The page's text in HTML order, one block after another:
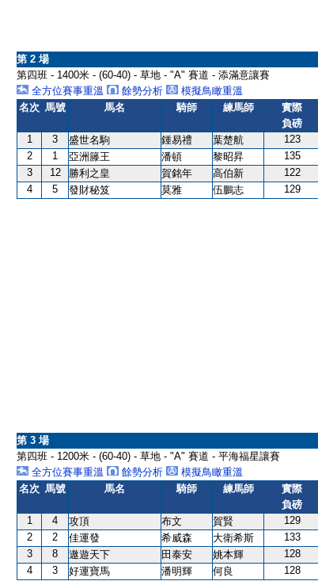
第 2 場
第四班 - 1400米 - (60-40) - 草地 - "A" 賽道 - 添滿意讓賽
全方位賽事重溫
餘勢分析
模擬鳥瞰重溫
名次 馬號 馬名 騎師 練馬師
實際
負磅
1 3 盛世名駒 鍾易禮 葉楚航 123
2
1 亞洲籐王 潘頓 黎昭昇 135
3
12 勝利之皇 賀銘年 高伯新 122
4
5 發財秘笈 莫雅 伍鵬志 129
第 3 場
第四班 - 1200米 - (60-40) - 草地 - "A" 賽道 - 平海福星讓賽
全方位賽事重溫
餘勢分析
模擬鳥瞰重溫
名次 馬號 馬名 騎師 練馬師
實際
負磅
1 4 攻頂 布文 賀賢 129
2
2 佳運發 希威森 大衛希斯 133
3
8 遨遊天下 田泰安 姚本輝 128
4
3 好運寶馬 潘明輝 何良 128